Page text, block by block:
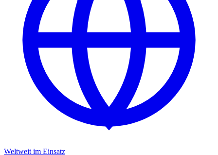
Weltweit im Einsatz